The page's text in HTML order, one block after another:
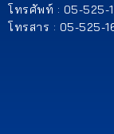
โทรศัพท์ : 05-525-
โทรสาร : 05-525-